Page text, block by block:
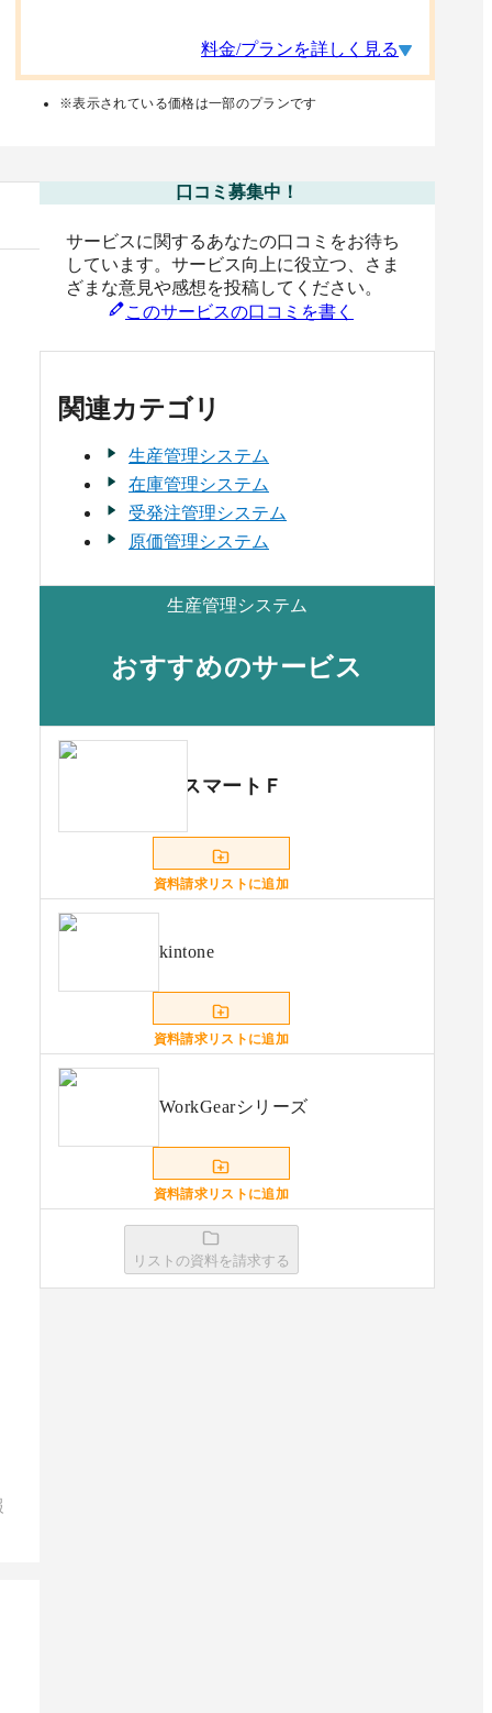
料金/プランを詳しく見る
※表示されている価格は一部のプランです
口コミ募集中！
サービスに関するあなたの口コミをお待ち
しています。サービス向上に役立つ、さま
ざまな意見や感想を投稿してください。
このサービスの口コミを書く
関連カテゴリ
生産管理システム
在庫管理システム
受発注管理システム
原価管理システム
生産管理システム
おすすめのサービス
スマートＦ
資料請求リストに追加
kintone
資料請求リストに追加
WorkGearシリーズ
資料請求リストに追加
Prevision
リストの資料を請求する